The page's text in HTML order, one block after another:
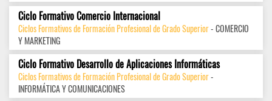
Ciclo Formativo Comercio Internacional
Ciclos Formativos de Formación Profesional de Grado Superior- COMERCIO
Y MARKETING
Ciclo Formativo Desarrollo de Aplicaciones Informáticas
Ciclos Formativos de Formación Profesional de Grado Superior-
INFORMÁTICA Y COMUNICACIONES